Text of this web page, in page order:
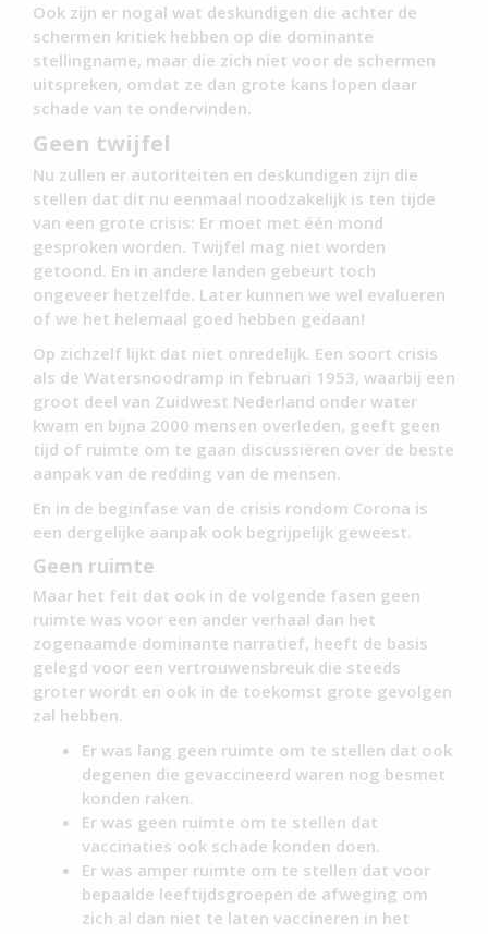
Ook zijn er nogal wat deskundigen die achter de
schermen kritiek hebben op die dominante
stellingname, maar die zich niet voor de schermen
uitspreken, omdat ze dan grote kans lopen daar
schade van te ondervinden.
Geen twijfel
Nu zullen er autoriteiten en deskundigen zijn die
stellen dat dit nu eenmaal noodzakelijk is ten tijde
van een grote crisis: Er moet met één mond
gesproken worden. Twijfel mag niet worden
getoond. En in andere landen gebeurt toch
ongeveer hetzelfde. Later kunnen we wel evalueren
of we het helemaal goed hebben gedaan!
Op zichzelf lijkt dat niet onredelijk. Een soort crisis
als de Watersnoodramp in februari 1953, waarbij een
groot deel van Zuidwest Nederland onder water
kwam en bijna 2000 mensen overleden, geeft geen
tijd of ruimte om te gaan discussiëren over de beste
aanpak van de redding van de mensen.
En in de beginfase van de crisis rondom Corona is
een dergelijke aanpak ook begrijpelijk geweest.
Geen ruimte
Maar het feit dat ook in de volgende fasen geen
ruimte was voor een ander verhaal dan het
zogenaamde dominante narratief, heeft de basis
gelegd voor een vertrouwensbreuk die steeds
groter wordt en ook in de toekomst grote gevolgen
zal hebben.
Er was lang geen ruimte om te stellen dat ook
degenen die gevaccineerd waren nog besmet
konden raken.
Er was geen ruimte om te stellen dat
vaccinaties ook schade konden doen.
Er was amper ruimte om te stellen dat voor
bepaalde leeftijdsgroepen de afweging om
zich al dan niet te laten vaccineren in het